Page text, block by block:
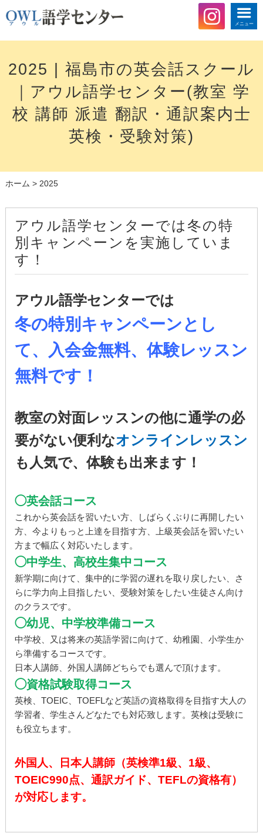
メニュー
2025 | 福島市の英会話スクール
｜アウル語学センター(教室 学
校 講師 派遣 翻訳・通訳案内士
英検・受験対策)
ホーム > 2025
アウル語学センターでは冬の特
別キャンペーンを実施していま
す！
アウル語学センターでは
冬の特別キャンペーンとし
て、入会金無料、体験レッスン
無料です！
教室の対面レッスンの他に通学の必
要がない便利なオンラインレッスン
も人気で、体験も出来ます！
◯英会話コース
これから英会話を習いたい方、しばらくぶりに再開したい
方、今よりもっと上達を目指す方、上級英会話を習いたい
方まで幅広く対応いたします。
◯中学生、高校生集中コース
新学期に向けて、集中的に学習の遅れを取り戻したい、さ
らに学力向上目指したい、受験対策をしたい生徒さん向け
のクラスです。
◯幼児、中学校準備コース
中学校、又は将来の英語学習に向けて、幼稚園、小学生か
ら準備するコースです。
日本人講師、外国人講師どちらでも選んで頂けます。
◯資格試験取得コース
英検、TOEIC、TOEFLなど英語の資格取得を目指す大人の
学習者、学生さんどなたでも対応致します。英検は受験に
も役立ちます。
外国人、日本人講師（英検準1級、1級、
TOEIC990点、通訳ガイド、TEFLの資格有）
が対応します。